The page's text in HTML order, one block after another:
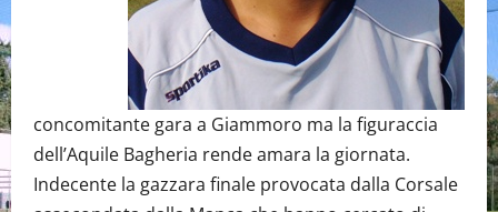
concomitante gara a Giammoro ma la figuraccia
dell’Aquile Bagheria rende amara la giornata.
Indecente la gazzara finale provocata dalla Corsale